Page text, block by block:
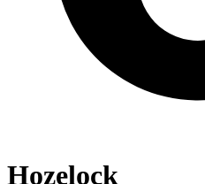
Hozelock